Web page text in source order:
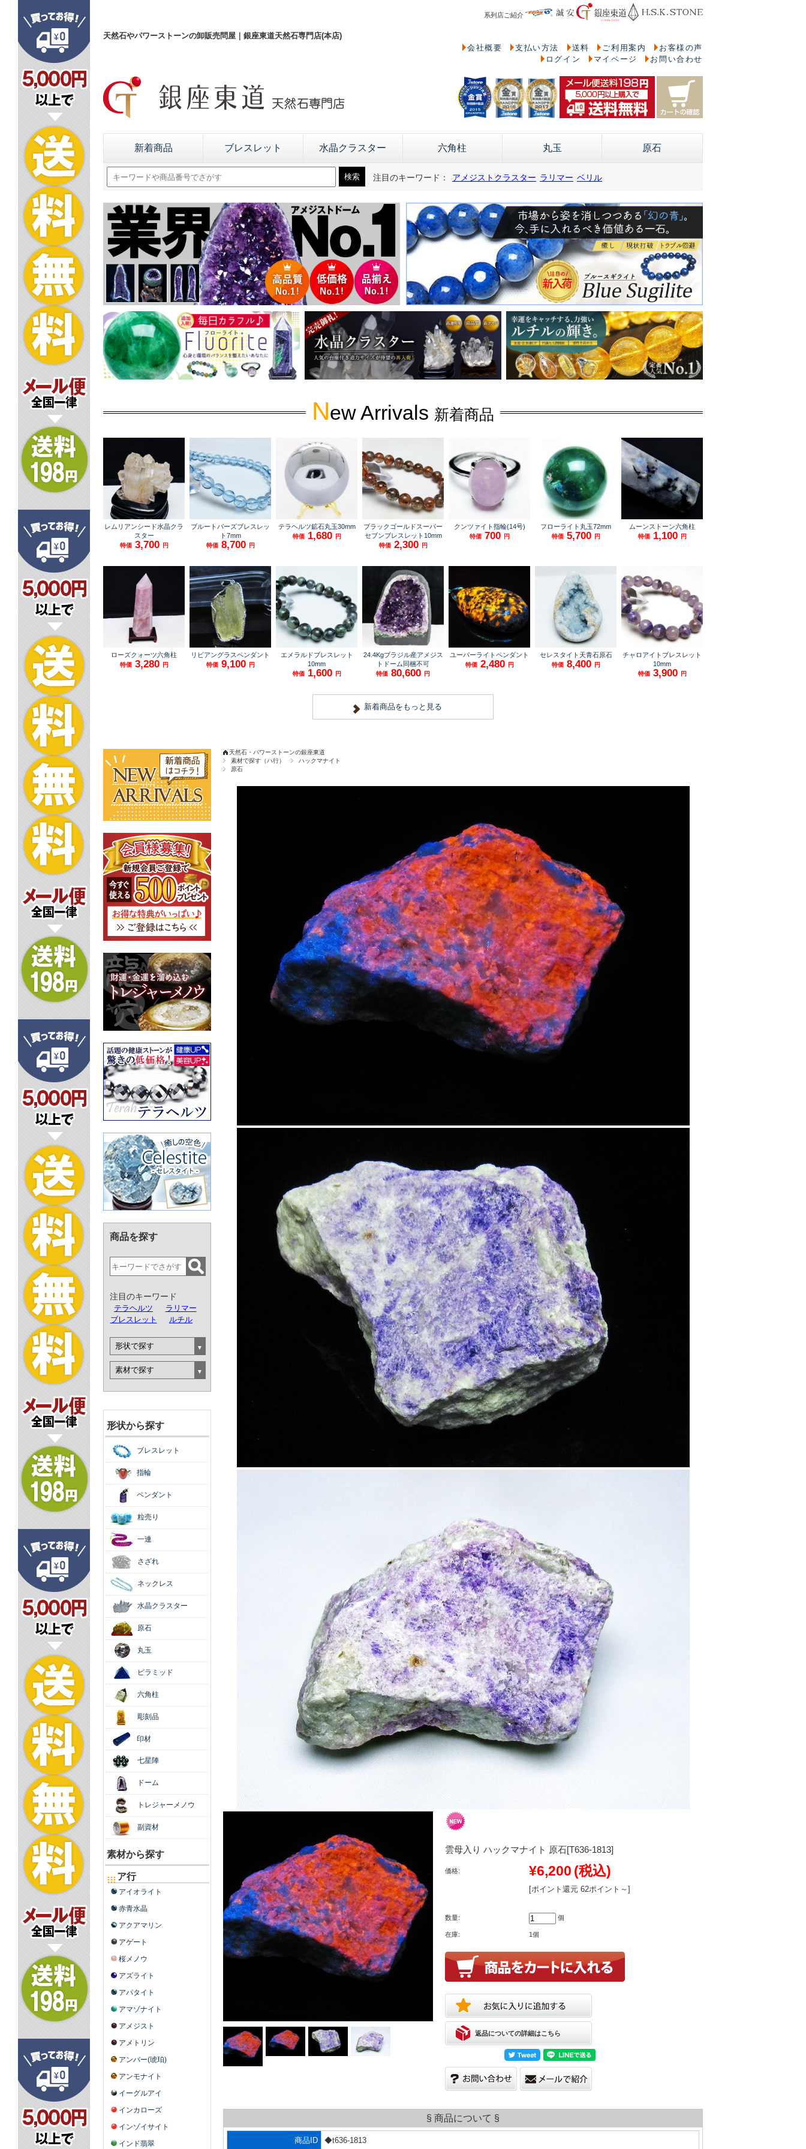
天然石やパワーストーンの卸販売問屋｜銀座東道天然石専門店(本店)
系列店ご紹介
会社概要 支払い方法 送料 ご利用案内
お客様の声
ログイン
マイページ お問い合わせ
新着商品 ブレスレット 水晶クラスター 六角柱 丸玉 原石
注目のキーワード： アメジストクラスター ラリマー ベリル
天然石・パワーストーンの銀座東道
素材で探す（ハ行）
ハックマナイト
原石
雲母入り ハックマナイト 原石[T636-1813]
価格: ¥6,200 (税込)
[ポイント還元 62ポイント～]
数量: 個
在庫: 1個
返品についての詳細はこちら
§ 商品について §
商品ID ◆t636-1813
商品を探す
注目のキーワード
テラヘルツ
ラリマー
ブレスレット
ルチル
形状から探す
ブレスレット
指輪
ペンダント
粒売り
一連
さざれ
ネックレス
水晶クラスター
原石
丸玉
ピラミッド
六角柱
彫刻品
印材
七星陣
ドーム
トレジャーメノウ
副資材
素材から探す
ア行
アイオライト
赤青水晶
アクアマリン
アゲート
桜メノウ
アズライト
アパタイト
アマゾナイト
アメジスト
アメトリン
アンバー(琥珀)
アンモナイト
イーグルアイ
インカローズ
インゾイサイト
インド翡翠